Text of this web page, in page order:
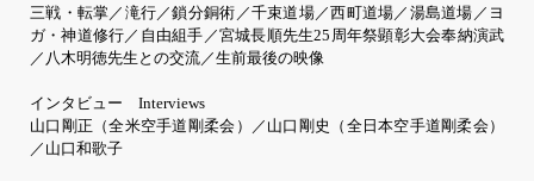
三戦・転掌／滝行／鎖分銅術／千束道場／西町道場／湯島道場／ヨ
ガ・神道修行／自由組手／宮城長順先生25周年祭顕彰大会奉納演武
／八木明徳先生との交流／生前最後の映像
インタビュー Interviews
山口剛正（全米空手道剛柔会）／山口剛史（全日本空手道剛柔会）
／山口和歌子